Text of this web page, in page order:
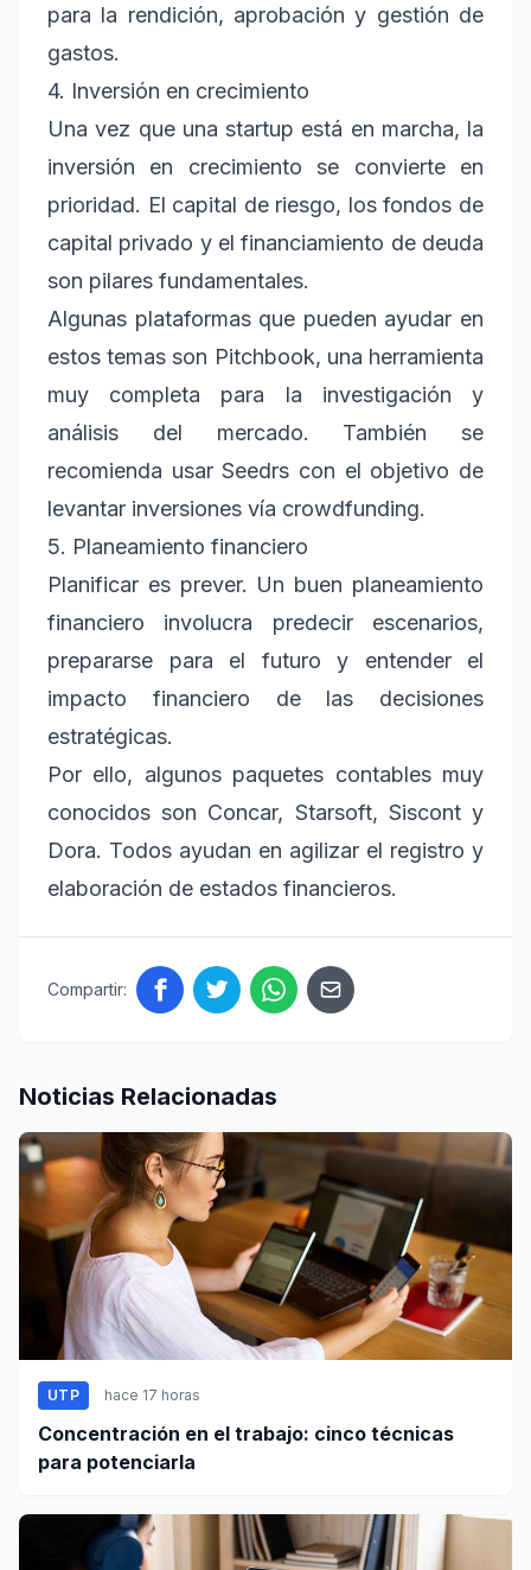
para la rendición, aprobación y gestión de
gastos.
4. Inversión en crecimiento
Una vez que una startup está en marcha, la
inversión en crecimiento se convierte en
prioridad. El capital de riesgo, los fondos de
capital privado y el financiamiento de deuda
son pilares fundamentales.
Algunas plataformas que pueden ayudar en
estos temas son Pitchbook, una herramienta
muy completa para la investigación y
análisis del mercado. También se
recomienda usar Seedrs con el objetivo de
levantar inversiones vía crowdfunding.
5. Planeamiento financiero
Planificar es prever. Un buen planeamiento
financiero involucra predecir escenarios,
prepararse para el futuro y entender el
impacto financiero de las decisiones
estratégicas.
Por ello, algunos paquetes contables muy
conocidos son Concar, Starsoft, Siscont y
Dora. Todos ayudan en agilizar el registro y
elaboración de estados financieros.
Compartir:
Noticias Relacionadas
UTP hace 17 horas
Concentración en el trabajo: cinco técnicas
para potenciarla